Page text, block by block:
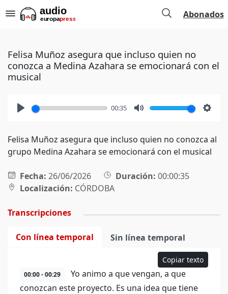
Abonados
Felisa Muñoz asegura que incluso quien no
conozca a Medina Azahara se emocionará con el
musical
00:35
Felisa Muñoz asegura que incluso quien no conozca al
grupo Medina Azahara se emocionará con el musical
Fecha: 26/06/2026 Duración: 00:00:35
Localización: CÓRDOBA
Transcripciones
Con línea temporal Sin línea temporal
Copiar texto
00:00 - 00:29
Yo animo a que vengan, a que
conozcan este proyecto. Es una idea que tiene